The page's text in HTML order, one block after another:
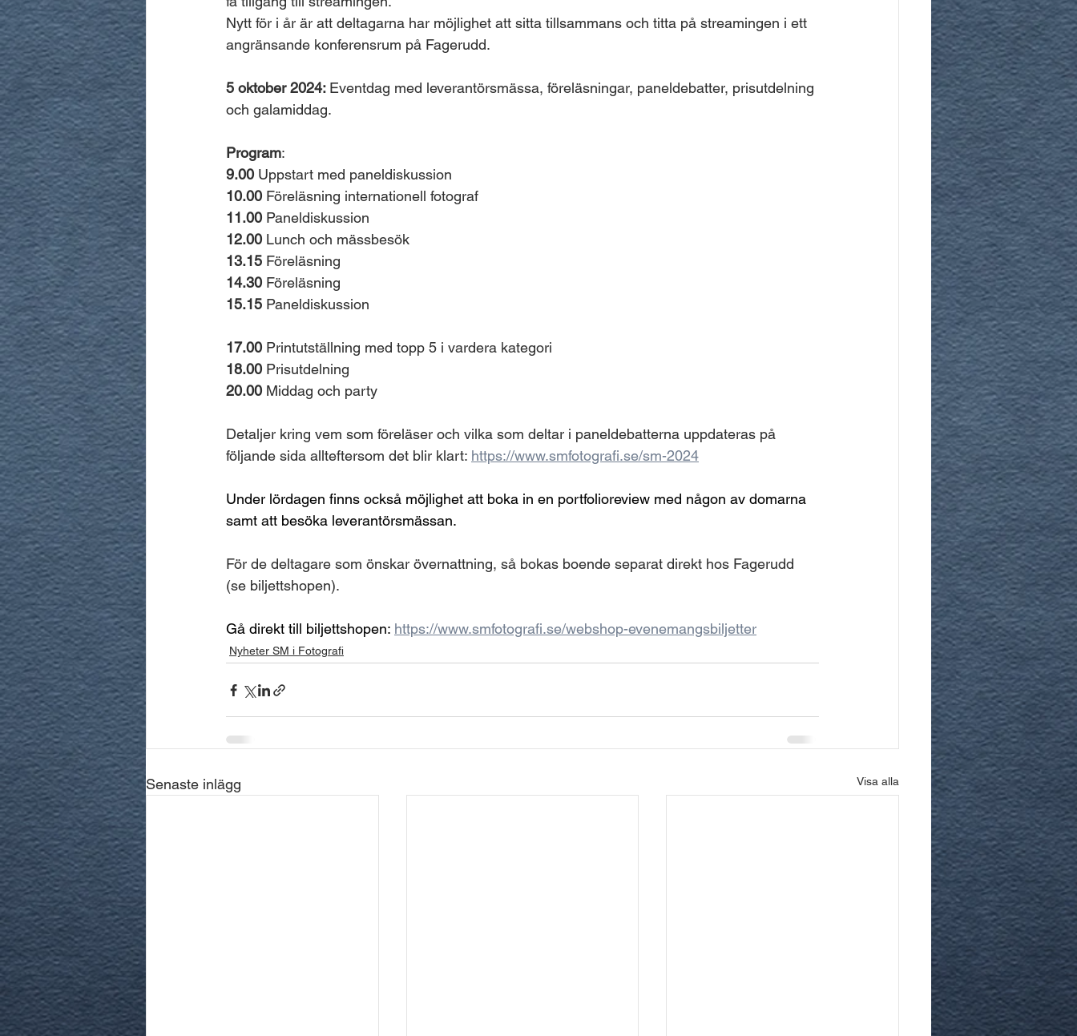
Nytt för i år är att deltagarna har möjlighet att sitta tillsammans och titta på streamingen i ett
angränsande konferensrum på Fagerudd.
5 oktober 2024: Eventdag med leverantörsmässa, föreläsningar, paneldebatter, prisutdelning
och galamiddag.
Program:
9.00 Uppstart med paneldiskussion
10.00 Föreläsning internationell fotograf
11.00 Paneldiskussion
12.00 Lunch och mässbesök
13.15 Föreläsning
14.30 Föreläsning
15.15 Paneldiskussion
17.00 Printutställning med topp 5 i vardera kategori
18.00 Prisutdelning
20.00 Middag och party
Detaljer kring vem som föreläser och vilka som deltar i paneldebatterna uppdateras på
följande sida allteftersom det blir klart: https://www.smfotografi.se/sm-2024
Under lördagen finns också möjlighet att boka in en portfolioreview med någon av domarna
samt att besöka leverantörsmässan.
För de deltagare som önskar övernattning, så bokas boende separat direkt hos Fagerudd
(se biljettshopen).
Gå direkt till biljettshopen: https://www.smfotografi.se/webshop-evenemangsbiljetter
Nyheter SM i Fotografi
Senaste inlägg Visa alla